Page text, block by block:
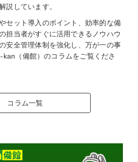
説しています。
セット導入のポイント、効率的な備
担当者がすぐに活用できるノウハウ
安全管理体制を強化し、万が一の事
（備館）のコラムをご覧くださ
コラム一覧